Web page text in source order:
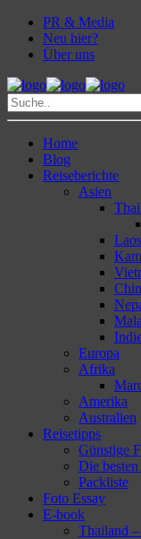
PR & Media
Neu hier?
Über uns
Home
Blog
Reiseberichte
Asien
Laos
Europa
Afrika
Amerika
Australien
Reisetipps
Günstige
Die
Packliste
Foto Essay
E-book
Thailand